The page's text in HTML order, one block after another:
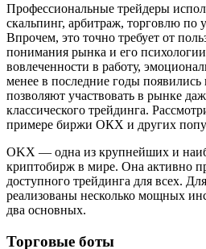
Профессиональные трейдеры
скальпинг, арбитраж, торговлю по
Впрочем, это точно требует от
понимания рынка и его
вовлеченности в работу,
менее в последние годы
позволяют участвовать в рынке
классического трейдинга.
примере биржи ОКХ и других
OKX — одна из крупнейших и
криптобирж в мире. Она активно
доступного трейдинга для всех.
реализованы несколько мощных
два основных.
Торговые боты